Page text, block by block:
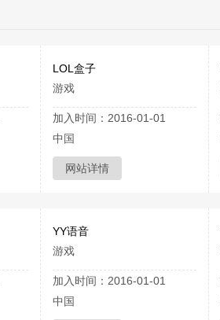
LOL盒子
游戏
加入时间：2016-01-01
中国
网站详情
YY语音
游戏
加入时间：2016-01-01
中国